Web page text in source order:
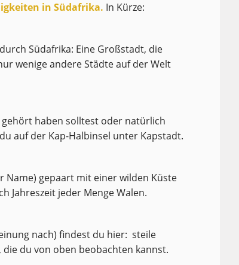
in Südafrika. In Kürze:
Südafrika: Eine Großstadt, die
wenige andere Städte auf der Welt
gehört haben solltest oder natürlich
auf der Kap-Halbinsel unter Kapstadt.
Name) gepaart mit einer wilden Küste
Jahreszeit jeder Menge Walen.
nach) findest du hier: steile
du von oben beobachten kannst.